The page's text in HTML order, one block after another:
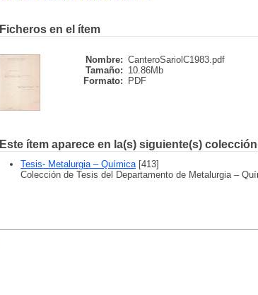
Ficheros en el ítem
Nombre: CanteroSariolC1983.pdf
Tamaño: 10.86Mb
Formato:
PDF
Este ítem aparece en la(s) siguiente(s)
Tesis- Metalurgia – Química[413]
Colección de Tesis del Departamento de Metalurgia –